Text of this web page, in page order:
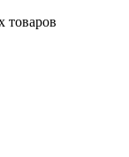
товаров